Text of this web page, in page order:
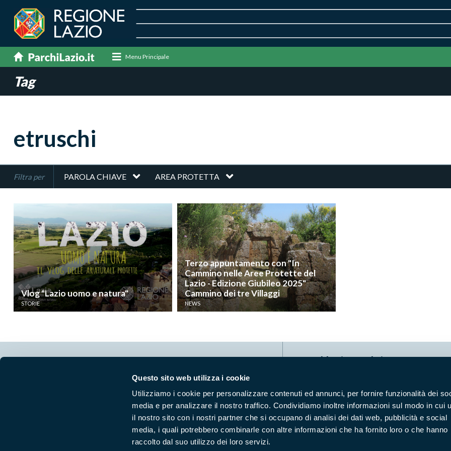
Questo sito web utilizza i cookie
Utilizziamo i cookie per personalizzare contenuti ed annunci, per fornire funzionalità dei
media e per analizzare il nostro traffico. Condividiamo inoltre informazioni sul modo in cui
il nostro sito con i nostri partner che si occupano di analisi dei dati web, pubblicità e social
media, i quali potrebbero combinarle con altre informazioni che ha fornito loro o che hanno
raccolto dal suo utilizzo dei loro servizi.
Menu Principale
Tag
etruschi
Filtra per PAROLA CHIAVE AREA PROTETTA
Vlog "Lazio uomo e natura"
STORIE
Terzo appuntamento con "In
Cammino nelle Aree Protette del
Lazio - Edizione Giubileo 2025"
Cammino dei tre Villaggi
NEWS
Naviga nel sito
Enti di gestione
Storie
Prodotti Natura in Campo